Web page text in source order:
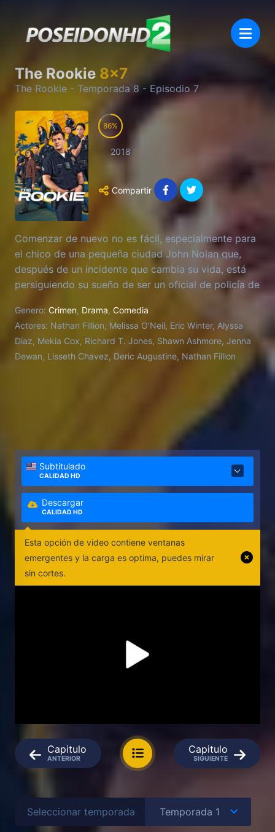
The Rookie 8x7
The Rookie - Temporada 8 - Episodio7
86
2018
Compartir
Comenzar de nuevo no es fácil, especialmente para
el chico de una pequeña ciudad John Nolan que,
después de un incidente que cambia su vida, está
persiguiendo su sueño de ser un oficial de policía de
se ha encontrado con el escepticismo de algunos de
los superiores que lo ven como una crisis
ambulante.
Genero: Crimen, Drama, Comedia
Actores: Nathan Fillion, Melissa O'Neil, Eric Winter, Alyssa
Diaz, Mekia Cox, Richard T. Jones, Shawn Ashmore, Jenna
Dewan, Lisseth Chavez, Deric Augustine, Nathan Fillion
Subtitulado
CALIDAD HD
Descargar
CALIDAD HD
Esta opción de video contiene ventanas
emergentes y la carga es optima, puedes mirar
sin cortes.
Capitulo
ANTERIOR
Capitulo
SIGUIENTE
Seleccionar temporada